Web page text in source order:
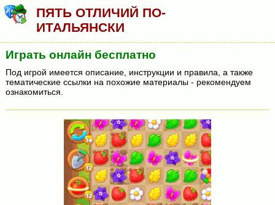
ПЯТЬ ОТЛИЧИЙ ПО-
ИТАЛЬЯНСКИ
Играть онлайн бесплатно
Под игрой имеется описание, инструкции и правила, а также
тематические ссылки на похожие материалы - рекомендуем
ознакомиться.